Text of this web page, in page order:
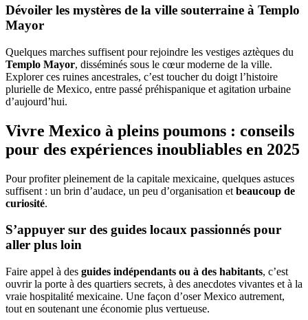
Dévoiler les mystères de la ville souterraine à Templo
Mayor
Quelques marches suffisent pour rejoindre les vestiges aztèques du
Templo Mayor, disséminés sous le cœur moderne de la ville.
Explorer ces ruines ancestrales, c’est toucher du doigt l’histoire
plurielle de Mexico, entre passé préhispanique et agitation urbaine
d’aujourd’hui.
Vivre Mexico à pleins poumons : conseils
pour des expériences inoubliables en 2025
Pour profiter pleinement de la capitale mexicaine, quelques astuces
suffisent : un brin d’audace, un peu d’organisation et beaucoup de
curiosité.
S’appuyer sur des guides locaux passionnés pour
aller plus loin
Faire appel à des guides indépendants ou à des habitants, c’est
ouvrir la porte à des quartiers secrets, à des anecdotes vivantes et à la
vraie hospitalité mexicaine. Une façon d’oser Mexico autrement,
tout en soutenant une économie plus vertueuse.